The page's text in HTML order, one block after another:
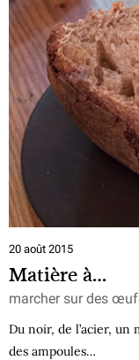
20 août 2015
Matière à…
marcher sur des
Du noir, de l’acier,
des ampoules…